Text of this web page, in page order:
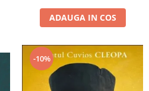
ADAUGA IN COS
-10%